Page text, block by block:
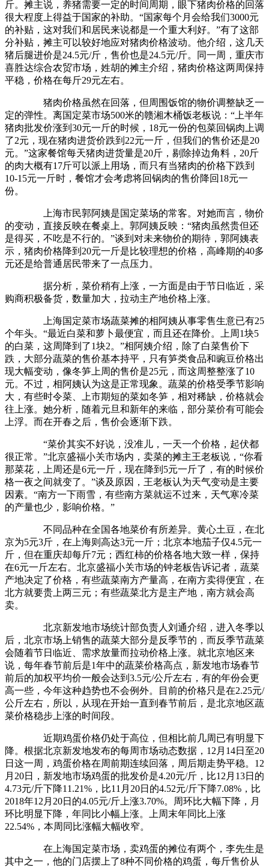
斤。摊主说，养猪需要一定的时间周期，眼下猪肉价格的回落
很大程度上得益于国家的补助。“国家每个月会给我们3000元
的补贴，这对我们和居民来说都是一个重大利好。”有了这部
分补贴，摊主可以较好地应对猪肉价格波动。他介绍，这几天
猪后腿进价是24.5元/斤，售价也是24.5元/斤。同一周，重庆市
喜胜达综合农贸市场，姓胡的摊主介绍，猪肉价格这两周保持
平稳，价格在每斤29元左右。
猪肉价格虽然在回落，但周围饭馆的物价调整缺乏一
定的弹性。离国定菜市场500米的赣湘木桶饭老板说：“上半年
猪肉批发价涨到30元一斤的时候，18元一份的包菜回锅肉上调
了2元，现在猪肉进货价跌到22元一斤，但我们的售价还是20
元。”这家餐馆每天猪肉进货量是20斤，剔除掉边角料，20斤
的肉大概有17斤可以派上用场，而只有当猪肉的价格下跌到
10-15元一斤时，餐馆才会考虑将回锅肉的售价降回18元一
份。
上海市民郭阿姨是国定菜场的常客。对她而言，物价
的变动，直接反映在餐桌上。郭阿姨反映：“猪肉虽然贵但还
是得买，不吃是不行的。”谈到对未来物价的期待，郭阿姨表
示，猪肉价格降到20元一斤是比较理想的价格，高峰期的40多
元还是给普通居民带来了一点压力。
据分析，菜价稍有上涨，一方面是由于节日临近，采
购商积极备货，数量加大，拉动主产地价格上涨。
上海国定菜市场蔬菜摊的相阿姨从事零售生意已有25
个年头。“最近白菜和萝卜最便宜，而且还在降价。上周1块5
的白菜，这周降到了1块2。”相阿姨介绍，除了白菜售价下
跌，大部分蔬菜的售价基本持平，只有笋类食品和豌豆价格出
现大幅变动，像冬笋上周的售价是25元，而这周整整涨了10
元。不过，相阿姨认为这是正常现象。蔬菜的价格受季节影响
大，有些时令菜、上市期短的菜如冬笋，相对稀缺，价格就会
往上涨。她分析，随着元旦和新年的来临，部分菜价有可能会
上浮。而在开春之后，售价会逐渐下跌。
“菜价其实不好说，没准儿，一天一个价格，起伏都
很正常。”北京盛福小关市场内，卖菜的摊主王老板说，“你看
那菜花，上周还是6元一斤，现在降到5元一斤了，有的时候价
格一夜之间就变了。”谈及原因，王老板认为天气变动是主要
因素。“南方一下雨雪，有些南方菜就运不过来，天气寒冷菜
的产量也少，影响价格。”
不同品种在全国各地菜价有所差异。黄心土豆，在北
京为5元3斤，在上海则高达3元一斤；北京本地茄子仅4.5元一
斤，但在重庆却每斤7元；西红柿的价格各地大致一样，保持
在6元一斤左右。北京盛福小关市场的钟老板告诉记者，蔬菜
产地决定了价格，有些蔬菜南方产量高，在南方卖得便宜，在
北方就要贵上两三元；有些蔬菜北方是主产地，南方就会高
卖。
北京新发地市场统计部负责人刘通介绍，进入冬季以
后，北京市场上销售的蔬菜大部分是反季节的，而反季节蔬菜
会随着节日临近、需求放量而拉动价格上涨。就北京地区来
说，每年春节前后是1年中的蔬菜价格高点，新发地市场春节
前后的加权平均价一般会达到3.5元/公斤左右，有的年份会更
高一些，今年这种趋势也不会例外。目前的价格只是在2.25元/
公斤左右，所以，从现在开始一直到春节前后，是北京地区蔬
菜价格稳步上涨的时间段。
近期鸡蛋价格仍处于高位，但相比前几周已有明显下
降。根据北京新发地发布的每周市场动态数据，12月14日至20
日这一周，鸡蛋价格在周前期连续回落，周后期走势平稳。12
月20日，新发地市场鸡蛋的批发价是4.20元/斤，比12月13日的
4.73元/斤下降11.21%，比11月20日的4.52元/斤下降7.08%，比
2018年12月20日的4.05元/斤上涨3.70%。周环比大幅下降，月
环比明显下降，年同比小幅上涨。上周末年同比上涨
22.54%，本周同比涨幅大幅收窄。
在上海国定菜市场，卖鸡蛋的摊位有两个，李先生是
其中之一，他的门店摆上了8种不同价格的鸡蛋，每斤售价从